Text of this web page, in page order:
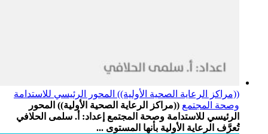
((مراكز الرعاية الصحية الأولية)) المحور الرئيسي للاستدامة
وصحة المجتمع ((مراكز الرعاية الصحية الأولية)) المحور
الرئيسي للاستدامة وصحة المجتمع إعداد: أ. سلمى الحلافي
تُعرَّف الرعاية الأولية بأنها المستوى ...